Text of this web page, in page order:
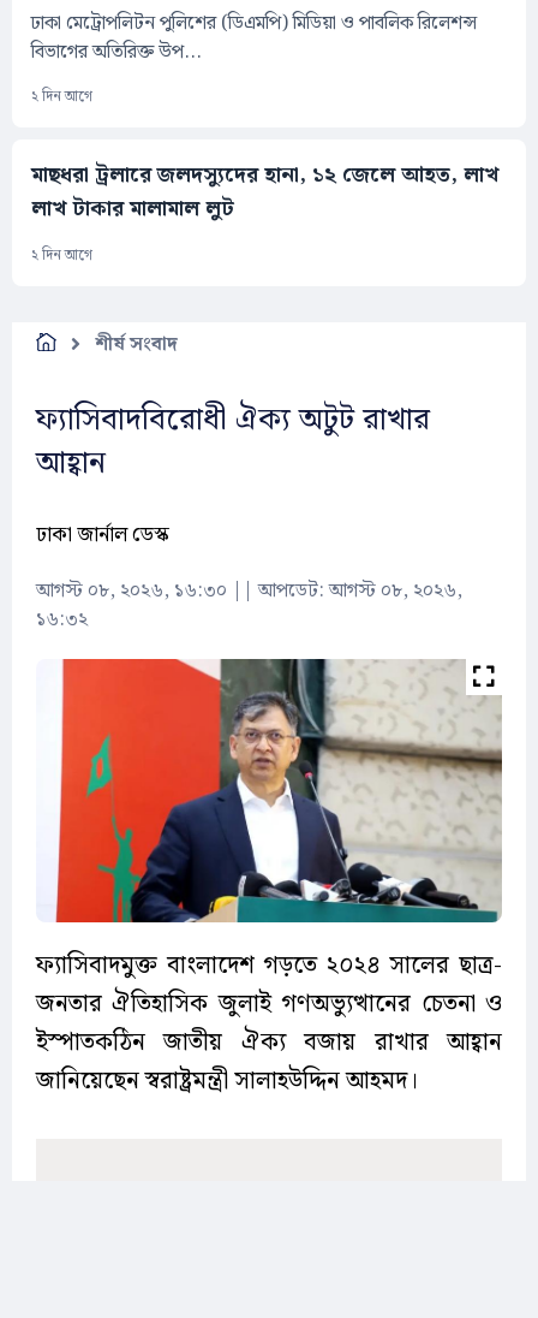
ঢাকা মেট্রোপলিটন পুলিশের (ডিএমপি) মিডিয়া ও পাবলিক রিলেশন্স
বিভাগের অতিরিক্ত উপ...
২ দিন আগে
মাছধরা ট্রলারে জলদস্যুদের হানা, ১২ জেলে আহত, লাখ
লাখ টাকার মালামাল লুট
২ দিন আগে
শীর্ষ সংবাদ
ফ্যাসিবাদবিরোধী ঐক্য অটুট রাখার
আহ্বান
ঢাকা জার্নাল ডেস্ক
আগস্ট ০৮, ২০২৬, ১৬:৩০ ||আপডেট: আগস্ট ০৮, ২০২৬,
১৬:৩২
ফ্যাসিবাদমুক্ত বাংলাদেশ গড়তে ২০২৪ সালের ছাত্র-
জনতার ঐতিহাসিক জুলাই গণঅভ্যুত্থানের চেতনা ও
ইস্পাতকঠিন জাতীয় ঐক্য বজায় রাখার আহ্বান
জানিয়েছেন স্বরাষ্ট্রমন্ত্রী সালাহউদ্দিন আহমদ।